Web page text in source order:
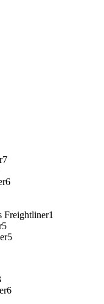
7
6
Freightliner1
5
5
6